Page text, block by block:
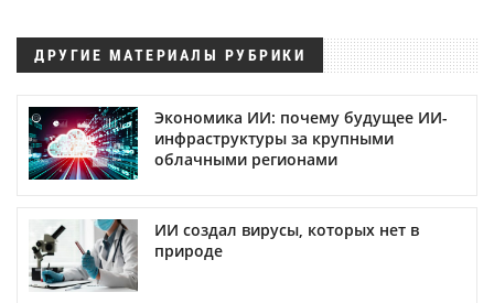
ДРУГИЕ МАТЕРИАЛЫ РУБРИКИ
Экономика ИИ: почему будущее ИИ-
инфраструктуры за крупными
облачными регионами
ИИ создал вирусы, которых нет в
природе